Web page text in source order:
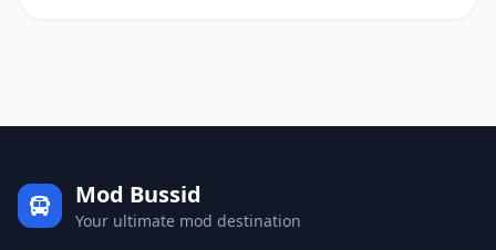
Mod Bussid
Your ultimate mod destination